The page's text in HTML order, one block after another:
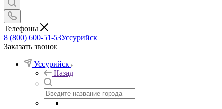
Телефоны
8 (800) 600-51-53Уссурийск
Заказать звонок
Уссурийск
Назад